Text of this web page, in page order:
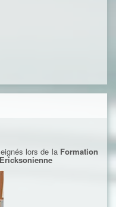
lors de la Formation